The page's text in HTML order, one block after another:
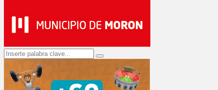
Search
for:
Search